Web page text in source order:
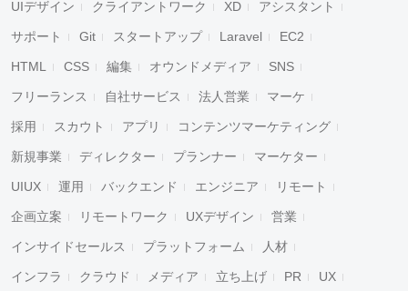
UIデザイン クライアントワーク XD アシスタント
サポート Git スタートアップ Laravel EC2
HTML CSS 編集 オウンドメディア SNS
フリーランス 自社サービス 法人営業 マーケ
採用 スカウト アプリ コンテンツマーケティング
新規事業 ディレクター プランナー マーケター
UIUX 運用 バックエンド エンジニア リモート
企画立案 リモートワーク UXデザイン 営業
インサイドセールス プラットフォーム 人材
インフラ クラウド メディア 立ち上げ PR UX